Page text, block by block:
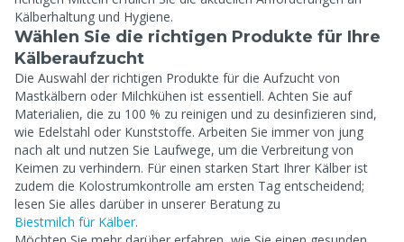
Kälberhaltung und Hygiene.
Wählen Sie die richtigen Produkte für Ihre
Kälberaufzucht
Die Auswahl der richtigen Produkte für die Aufzucht von
Mastkälbern oder Milchkühen ist essentiell. Achten Sie auf
Materialien, die zu 100 % zu reinigen und zu desinfizieren sind,
wie Edelstahl oder Kunststoffe. Arbeiten Sie immer von jung
nach alt und nutzen Sie Laufwege, um die Verbreitung von
Keimen zu verhindern. Für einen starken Start Ihrer Kälber ist
zudem die Kolostrumkontrolle am ersten Tag entscheidend;
lesen Sie alles darüber in unserer Beratung zu
Biestmilch für Kälber.